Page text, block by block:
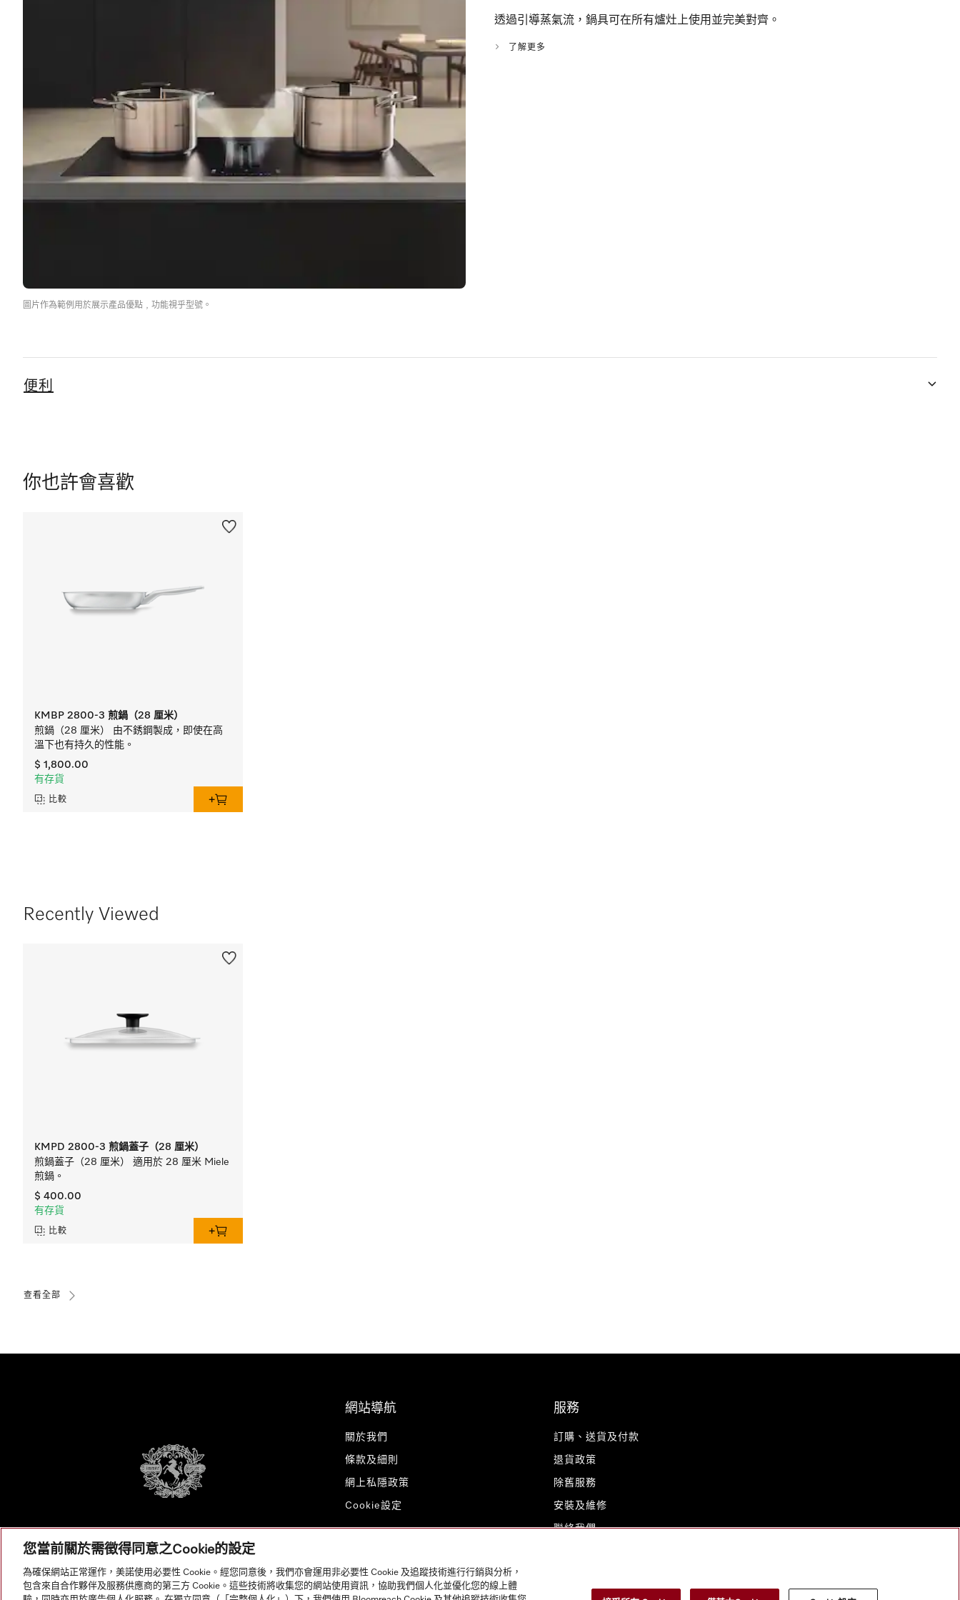
透過引導蒸氣流，鍋具可在所有爐灶上使用並完美對齊。
了解更多
圖片作為範例用於展示產品優點﹐功能視乎型號。
便利
你也許會喜歡
KMBP 2800-3 煎鍋（28 厘米）
煎鍋（28 厘米） 由不銹鋼製成，即使在高
溫下也有持久的性能。
$ 1,800.00
有存貨
比較
Recently Viewed
KMPD 2800-3 煎鍋蓋子（28 厘米）
煎鍋蓋子（28 厘米） 適用於 28 厘米 Miele
煎鍋。
$ 400.00
有存貨
比較
查看全部
網站導航
關於我們
條款及細則
網上私隱政策
Cookie設定
服務
訂購、送貨及付款
退貨政策
除舊服務
安裝及維修
聯絡我們
您當前關於需徵得同意之Cookie的設定
為確保網站正常運作，美諾使用必要性 Cookie。經您同意後，我們亦會運用非必要性 Cookie 及追蹤技術進行行銷與分析，
包含來自合作夥伴及服務供應商的第三方 Cookie。這些技術將收集您的網站使用資訊，協助我們個人化並優化您的線上體